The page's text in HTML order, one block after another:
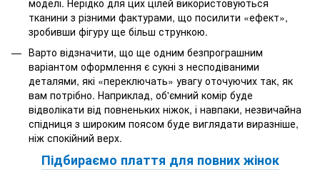
моделі. Нерідко для цих цілей використовуються
тканини з різними фактурами, що посилити «ефект»,
зробивши фігуру ще більш стрункою.
Варто відзначити, що ще одним безпрограшним
варіантом оформлення є сукні з несподіваними
деталями, які «переключать» увагу оточуючих так, як
вам потрібно. Наприклад, об'ємний комір буде
відволікати від повненьких ніжок, і навпаки, незвичайна
спідниця з широким поясом буде виглядати виразніше,
ніж спокійний верх.
Підбираємо плаття для повних жінок